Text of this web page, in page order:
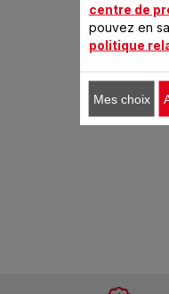
centre de
pouvez en
politique
Mes choix